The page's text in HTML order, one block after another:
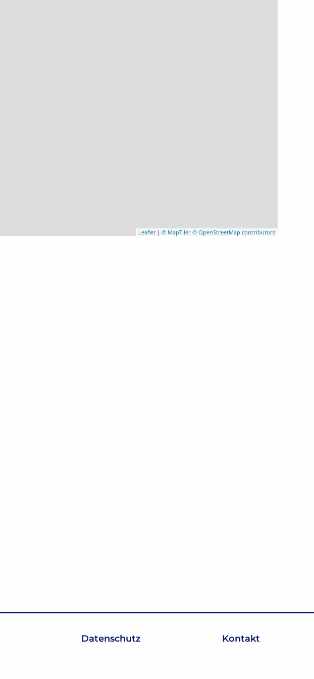
Leaflet | © MapTiler © OpenStreetMap contributors
Datenschutz Kontakt